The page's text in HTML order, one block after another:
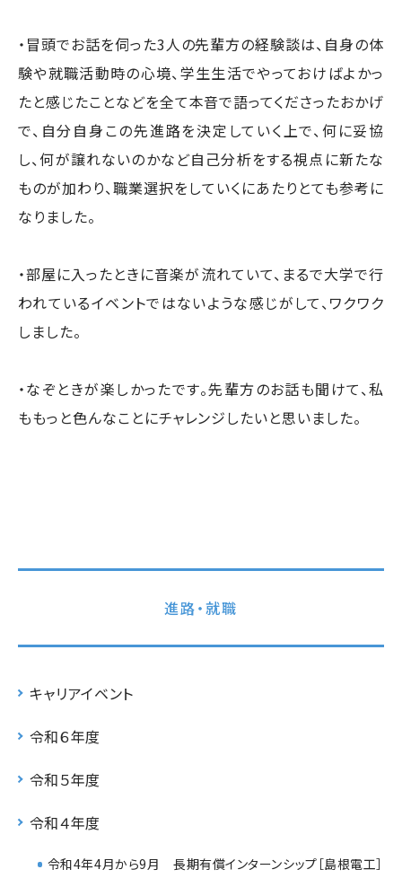
・冒頭でお話を伺った3人の先輩方の経験談は、自身の体
験や就職活動時の心境、学生生活でやっておけばよかっ
たと感じたことなどを全て本音で語ってくださったおかげ
で、自分自身この先進路を決定していく上で、何に妥協
し、何が譲れないのかなど自己分析をする視点に新たな
ものが加わり、職業選択をしていくにあたりとても参考に
なりました。
・部屋に入ったときに音楽が流れていて、まるで大学で行
われているイベントではないような感じがして、ワクワク
しました。
・なぞときが楽しかったです。先輩方のお話も聞けて、私
ももっと色んなことにチャレンジしたいと思いました。
進路・就職
キャリアイベント
令和６年度
令和５年度
令和４年度
令和4年4月から9月 長期有償インターンシップ［島根電工］